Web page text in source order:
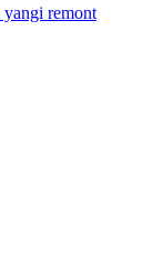
remont